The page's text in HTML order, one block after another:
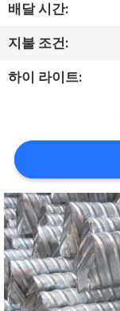
것
공
투
어
품
질
관
배달 시간:
지불 조건:
하이 라이트: